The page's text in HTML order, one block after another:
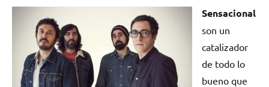
Sensacional
son un
catalizador
de todo lo
bueno que